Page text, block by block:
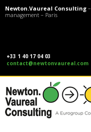
Newton.Vaureal Consulting
management – Paris
+33 1 40 17 04 03
contact@newtonvaureal.com